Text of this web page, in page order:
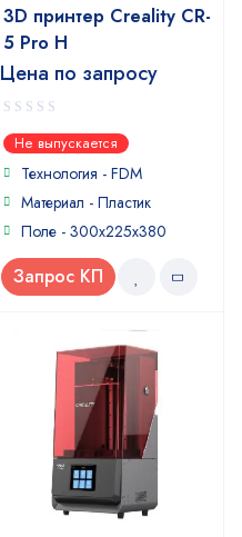
3D принтер Creality CR-
5 Pro H
Цена по запросу
0
out
of
Не выпускается
Технология - FDM
Материал - Пластик
Поле - 300х225х380
Запрос КП